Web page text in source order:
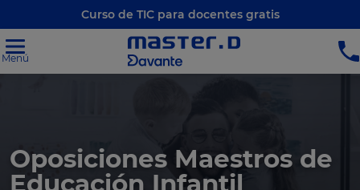
Curso de TIC para docentes gratis
Menú
Oposiciones Maestros de
Educación Infantil